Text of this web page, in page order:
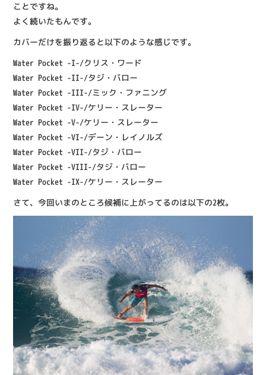
ことですね。
よく続いたもんです。
カバーだけを振り返ると以下のような感じです。
Water Pocket -I-/クリス・ワード
Water Pocket -II-/タジ・バロー
Water Pocket -III-/ミック・ファニング
Water Pocket -IV-/ケリー・スレーター
Water Pocket -V-/ケリー・スレーター
Water Pocket -VI-/デーン・レイノルズ
Water Pocket -VII-/タジ・バロー
Water Pocket -VIII-/タジ・バロー
Water Pocket -IX-/ケリー・スレーター
さて、今回いまのところ候補に上がってるのは以下の2枚。